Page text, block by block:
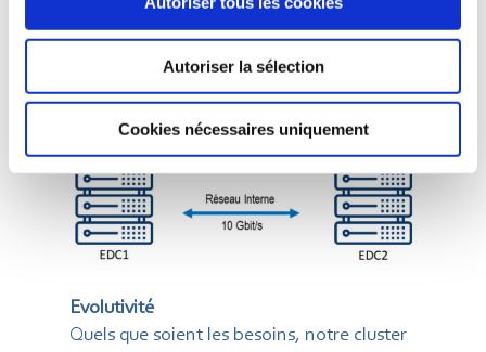
Autoriser la sélection
Cookies nécessaires uniquement
panne est élevée avec d’excellents RPO et
RTO.
Evolutivité
Quels que soient les besoins, notre cluster